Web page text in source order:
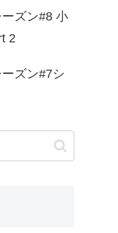
ーズン#8 小
2
ズン#7シ